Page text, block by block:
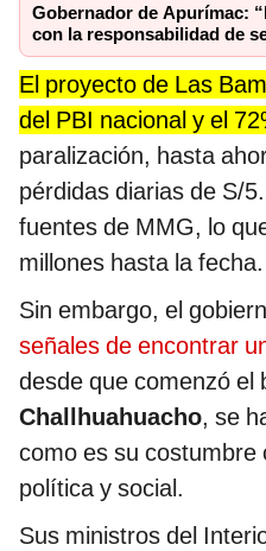
Gobernador de Apurímac:
con la responsabilidad de
El proyecto de Las
del PBI nacional y el
paralización, hasta
pérdidas diarias de S/
fuentes de MMG, lo
millones hasta la fecha.
Sin embargo, el
señales de encontrar
desde que comenzó el
Challhuahuacho, se
como es su costumbre
política y social.
Sus ministros del